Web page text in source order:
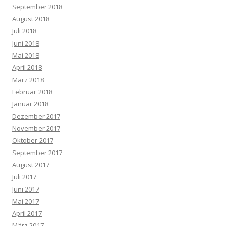
September 2018
August 2018
Juli 2018
Juni 2018
Mai 2018
April 2018
März 2018
Februar 2018
Januar 2018
Dezember 2017
November 2017
Oktober 2017
September 2017
August 2017
Juli 2017
Juni 2017
Mai 2017
April 2017